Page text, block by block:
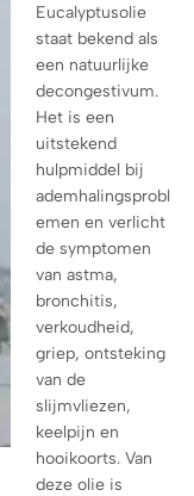
Eucalyptusolie
staat bekend als
een natuurlijke
decongestivum.
Het is een
uitstekend
hulpmiddel bij
ademhalingsprobl
emen en verlicht
de symptomen
van astma,
bronchitis,
verkoudheid,
griep, ontsteking
van de
slijmvliezen,
keelpijn en
hooikoorts. Van
deze olie is